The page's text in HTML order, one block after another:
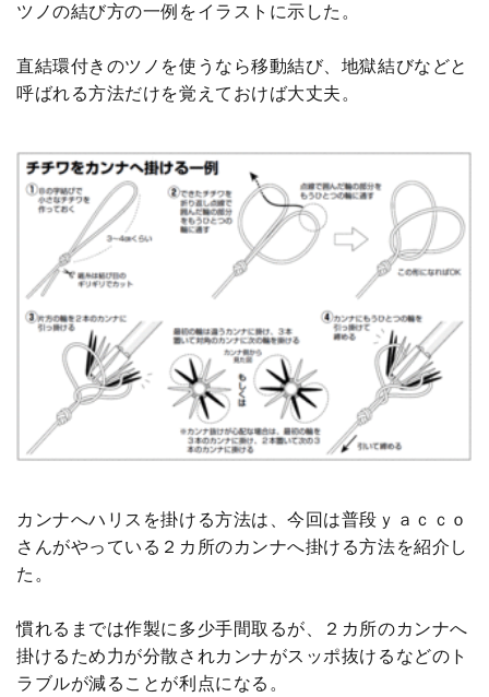
ツノの結び方の一例をイラストに示した。
直結環付きのツノを使うなら移動結び、地獄結びなどと
呼ばれる方法だけを覚えておけば大丈夫。
カンナへハリスを掛ける方法は、今回は普段ｙａｃｃｏ
さんがやっている２カ所のカンナへ掛ける方法を紹介し
た。
慣れるまでは作製に多少手間取るが、２カ所のカンナへ
掛けるため力が分散されカンナがスッポ抜けるなどのト
ラブルが減ることが利点になる。